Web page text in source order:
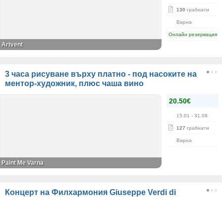
130 грабнати
Варна
Онлайн резервация
Аrtvent
3 часа рисуване върху платно - под насоките на
ментор-художник, плюс чаша вино
20.50€
15.01 - 31.08
127 грабнати
Варна
Paint Me Varna
Концерт на Филхармония Giuseppe Verdi di